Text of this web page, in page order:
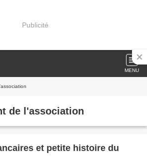
Publicité
MENU
de l'association
et petite histoire du